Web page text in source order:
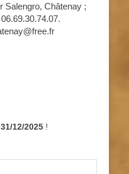
Salengro, Châtenay ;
12/2025 !